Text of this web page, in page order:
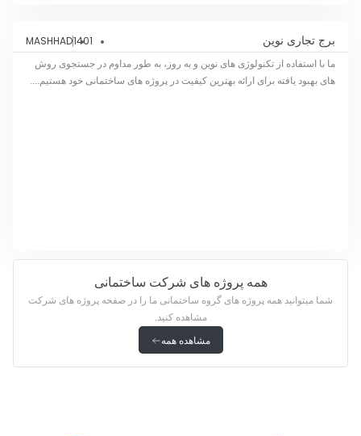
برج تجاری نوین 1401
MASHHAD
ما با استفاده از تکنولوژی های نوین و به روز، به طور مداوم در جستجوی روش
های بهبود یافته برای ارائه بهترین کیفیت در پروژه های ساختمانی خود هستیم....
همه پروژه های شرکت ساختمانی
شما میتوانید همه پروژه های گروه ساختمانی ما را در صفحه پروژه های شرکت
مشاهده کنید.
مشاهده همه